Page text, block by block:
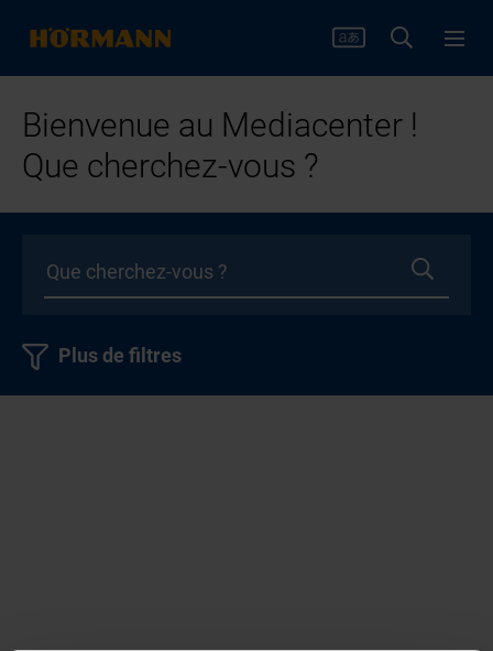
Bienvenue au Mediacenter !
Que cherchez-vous ?
Plus de filtres